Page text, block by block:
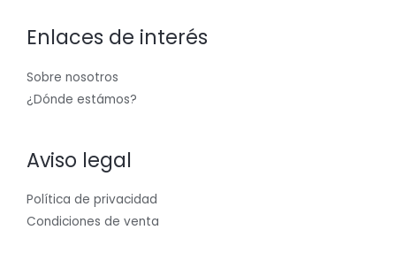
Enlaces de interés
Sobre nosotros
¿Dónde estámos?
Aviso legal
Política de privacidad
Condiciones de venta